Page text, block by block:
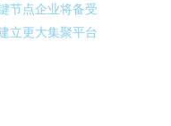
节点企业将备受
立更大集聚平台